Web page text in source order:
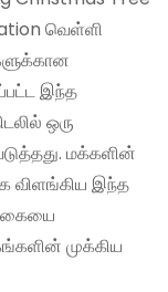
வெள்ளி
இந்த
ஒரு
மக்களின்
விளங்கிய இந்த
முக்கிய